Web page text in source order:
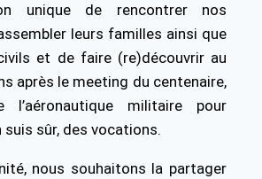
unique de rencontrer nos
leurs familles ainsi que
et de faire (re)découvrir au
après le meeting du centenaire,
militaire pour
suis sûr, des vocations.
nous souhaitons la partager